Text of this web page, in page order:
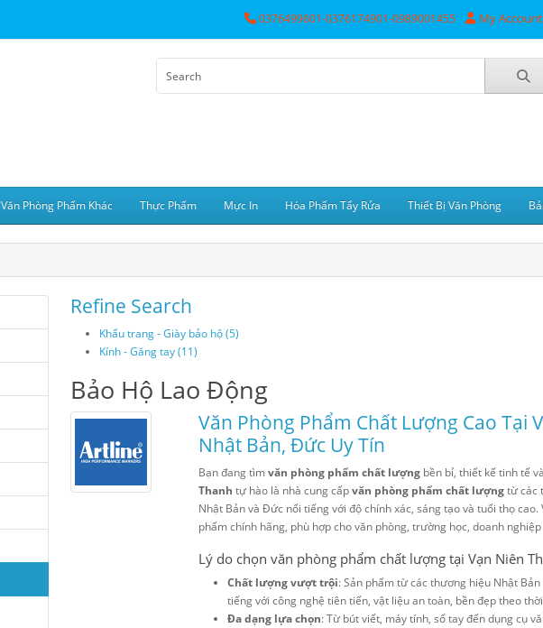
0376499601-0376174901-0989001455 My Account
Văn Phòng Phẩm Khác Thực Phẩm Mực In Hóa Phẩm Tẩy Rửa Thiết Bị Văn Phòng
Refine Search
Khẩu trang - Giày bảo hộ (5)
Kính - Găng tay (11)
Bảo Hộ Lao Động
Văn Phòng Phẩm Chất Lượng Cao Tại
Nhật Bản, Đức Uy Tín
Bạn đang tìmvăn phòng phẩm chất lượng bền bỉ, thiết kế tinh tế
Thanh tự hào là nhà cung cấpvăn phòng phẩm chất lượngtừ các
Nhật Bản và Đức nổi tiếng với độ chính xác, sáng tạo và tuổi thọ
phẩm chính hãng, phù hợp cho văn phòng, trường học, doanh
Lý do chọn văn phòng phẩm chất lượng tại Vạn Niên
Chất lượng vượt trội: Sản phẩm từ các thương hiệu Nhật
tiếng với công nghệ tiên tiến, vật liệu an toàn, bền đẹp theo
Đa dạng lựa chọn: Từ bút viết, máy tính, sổ tay đến dụng cụ